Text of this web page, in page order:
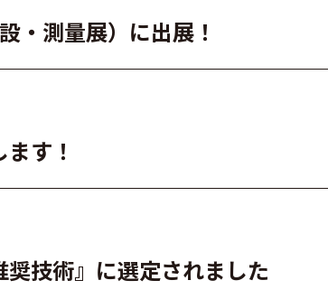
・測量展）に出展！
す！
技術』に選定されました